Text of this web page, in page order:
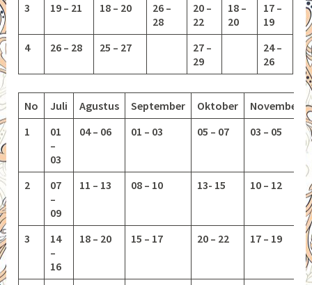
3
19 – 21 18 – 20
26 –
28
20 –
22
18 –
20
17 –
19
4
26 – 28 25 – 27
27 –
29
24 –
26
No Juli Agustus September Oktober
November
1
01
–
03
04 – 06 01 – 03 05 – 07 03 – 05
2
07
–
09
11 – 13 08 – 10 13- 15 10 – 12
3
14
–
16
18 – 20 15 – 17 20 – 22 17 – 19